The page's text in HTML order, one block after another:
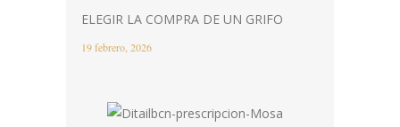
ELEGIR LA COMPRA DE UN GRIFO
19 febrero, 2026